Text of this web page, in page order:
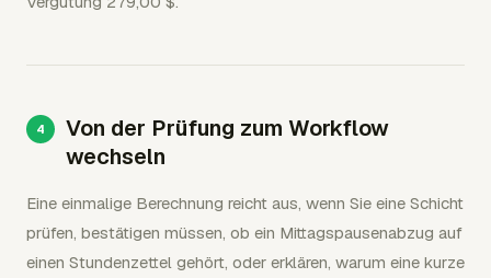
Von der Prüfung zum Workflow
wechseln
Eine einmalige Berechnung reicht aus, wenn Sie eine Schicht
prüfen, bestätigen müssen, ob ein Mittagspausenabzug auf
einen Stundenzettel gehört, oder erklären, warum eine kurze